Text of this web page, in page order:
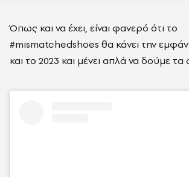
Όπως και να έχει, είναι φανερό ότι το
#mismatchedshoes θα κάνει την
και το 2023 και μένει απλά να δούμε